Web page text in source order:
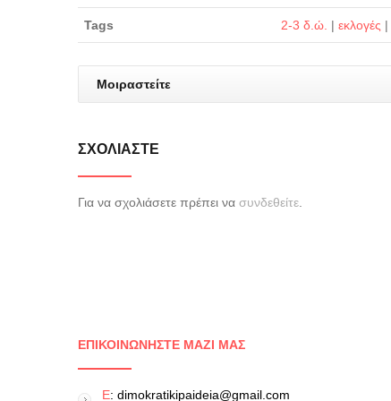
Tags 2-3 δ.ώ. | εκλογές |
Μοιραστείτε
ΣΧΟΛΙΆΣΤΕ
Για να σχολιάσετε πρέπει να συνδεθείτε
ΕΠΙΚΟΙΝΩΝΉΣΤΕ ΜΑΖΊ ΜΑΣ
E: dimokratikipaideia@gmail.com